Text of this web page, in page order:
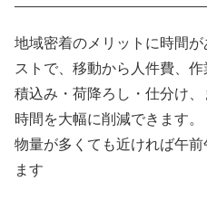
地域密着のメリットに時間
ストで、移動から人件費、
積込み・荷降ろし・仕分け
時間を大幅に削減できます。
物量が多くても近ければ午
ます